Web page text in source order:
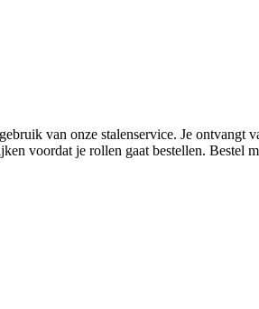
van onze stalenservice. Je ontvangt
voordat je rollen gaat bestellen. Bestel